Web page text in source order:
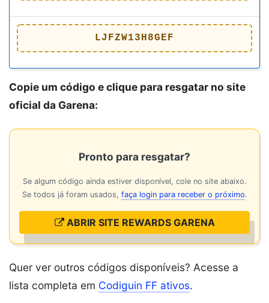
LJFZW13H8GEF
Copie um código e clique para resgatar no site
oficial da Garena:
Pronto para resgatar?
Se algum código ainda estiver disponível, cole no site abaixo.
Se todos já foram usados, faça login para receber o próximo.
ABRIR SITE REWARDS GARENA
Quer ver outros códigos disponíveis? Acesse a
lista completa em Codiguin FF ativos.